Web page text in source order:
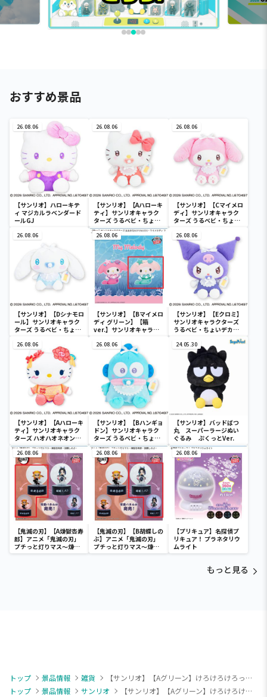
おすすめ景品
26.08.06
【サンリオ】ハローキテ
ィ マジカルラベンダード
ールGJ
26.08.06
【サンリオ】【Aハローキ
ティ】サンリオキャラク
ターズ うるベビ・ちょい
デカドール
26.08.06
【サンリオ】【Cマイメロ
ディ】サンリオキャラク
ターズ うるベビ・ちょい
26.08.06
【サンリオ】【Dシナモロ
ール】サンリオキャラク
ターズ うるベビ・ちょい
26.08.06
【サンリオ】【Bマイメロ
ディ グリーン】【箱
ver.】サンリオキャラク
SOFVIMATES～マイメロ
ディ マーメイドver. ～
26.08.06
【サンリオ】【Eクロミ】
サンリオキャラクターズ
うるベビ・ちょいデカド
26.08.06
【サンリオ】【Aハローキ
ティ】サンリオキャラク
ターズ ハオハオネオンタ
ウンドールBIGタイプ1
26.08.06
【サンリオ】【Bハンギョ
ドン】サンリオキャラク
ターズ うるベビ・ちょい
デカドール
24.05.30
【サンリオ】バッドばつ
丸 スーパーラージぬい
ぐるみ ぷくっとVer.
26.08.06
【鬼滅の刃】【A煉獄杏寿
郎】アニメ「鬼滅の刃」
プチっと灯りマス～煉獄
杏寿郎・胡蝶しのぶ～
26.08.06
【鬼滅の刃】【B胡蝶しの
ぶ】アニメ「鬼滅の刃」
プチっと灯りマス～煉獄
杏寿郎・胡蝶しのぶ～
26.08.06
【プリキュア】名探偵プ
リキュア！ プラネタリウ
ムライト
もっと見る
トップ 景品情報 雑貨
【サンリオ】【Aグリーン】けろけろけろっぴ ソープボトル
トップ
景品情報 サンリオ 【サンリオ】【Aグリーン】けろけろけろっぴ ソープボトル